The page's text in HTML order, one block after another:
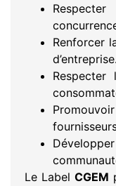
Renforcer
d’entreprise.
Le Label CGEM